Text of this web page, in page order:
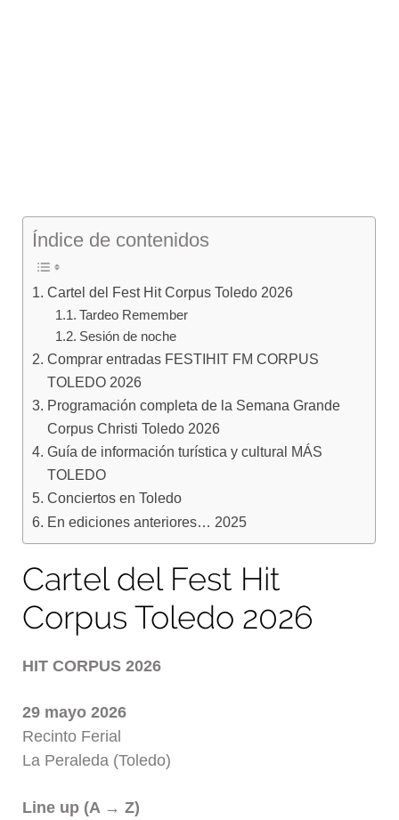
Índice de contenidos
Cartel del Fest Hit Corpus Toledo 2026
Tardeo Remember
Sesión de noche
Comprar entradas FESTIHIT FM CORPUS
TOLEDO 2026
Programación completa de la Semana Grande
Corpus Christi Toledo 2026
Guía de información turística y cultural MÁS
TOLEDO
Conciertos en Toledo
En ediciones anteriores… 2025
Cartel del Fest Hit
Corpus Toledo 2026
HIT CORPUS 2026
29 mayo 2026
Recinto Ferial
La Peraleda (Toledo)
Line up (A → Z)